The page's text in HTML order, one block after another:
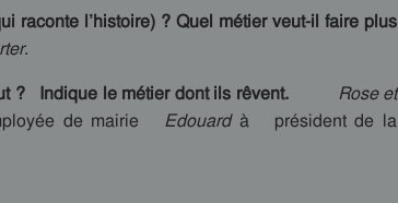
raconte l’histoire) ? Quel métier veut-il faire plus
.
? Indique le métier dont ils rêvent. Rose et
de mairie Edouardà président de la